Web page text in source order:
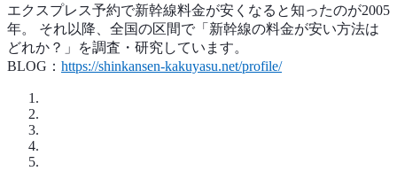
エクスプレス予約で新幹線料金が安くなると知ったのが2005
年。 それ以降、全国の区間で「新幹線の料金が安い方法は
どれか？」を調査・研究しています。
BLOG： https://shinkansen-kakuyasu.net/profile/